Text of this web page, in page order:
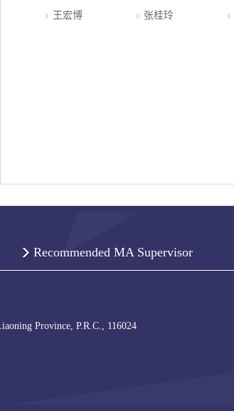
王宏博
张桂玲
Recommended MA Supervisor
Province, P.R.C., 116024